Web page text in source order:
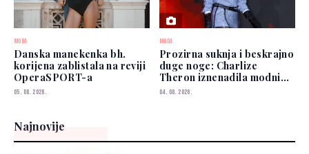
MODA
Danska manekenka bh.
korijena zablistala na reviji
OperaSPORT-a
05. 08. 2026.
MODA
Prozirna suknja i beskrajno
duge noge: Charlize
Theron iznenadila modnim
izborom
04. 08. 2026.
Najnovije